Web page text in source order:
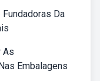
Da
As
Embalagens